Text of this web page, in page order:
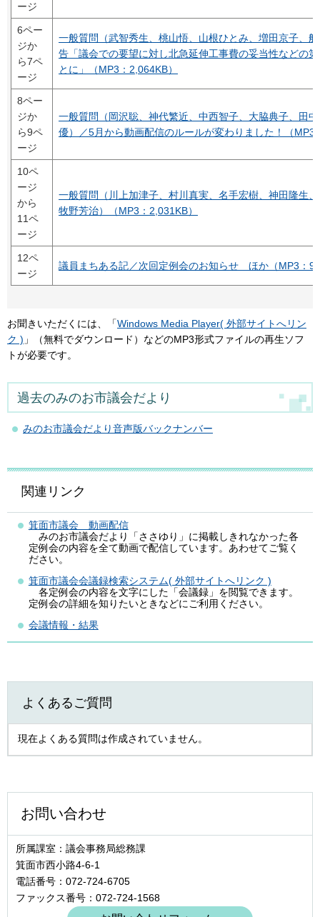
ージ
6ペー
ジか
ら7ペ
ージ
一般質問（武智秀生、桃山悟、山根ひとみ、増田京子、
告「議会での要望に対し北急延伸工事費の妥当性などの
とに」（MP3：2,064KB）
8ペー
ジか
ら9ペ
ージ
一般質問（岡沢聡、神代繁近、中西智子、大脇典子、田
優）／5月から動画配信のルールが変わりました！（MP3
10ペ
ージ
から
11ペ
ージ
一般質問（川上加津子、村川真実、名手宏樹、神田隆生
牧野芳治）（MP3：2,031KB）
12ペ
ージ
議員まちある記／次回定例会のお知らせ ほか（MP3：
お聞きいただくには、「Windows Media Player( 外部サイトへリン
ク ) 」（無料でダウンロード）などのMP3形式ファイルの再生ソフ
トが必要です。
過去のみのお市議会だより
みのお市議会だより音声版バックナンバー
関連リンク
箕面市議会 動画配信
みのお市議会だより「ささゆり」に掲載しきれなかった各
定例会の内容を全て動画で配信しています。あわせてご覧く
ださい。
箕面市議会会議録検索システム( 外部サイトへリンク )
各定例会の内容を文字にした「会議録」を閲覧できます。
定例会の詳細を知りたいときなどにご利用ください。
会議情報・結果
よくあるご質問
現在よくある質問は作成されていません。
お問い合わせ
所属課室：議会事務局総務課
箕面市西小路4‐6‐1
電話番号：072-724-6705
ファックス番号：072-724-1568